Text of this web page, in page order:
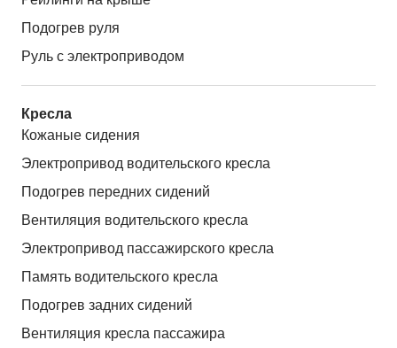
Подогрев руля
Руль с электроприводом
Кресла
Кожаные сидения
Электропривод водительского кресла
Подогрев передних сидений
Вентиляция водительского кресла
Электропривод пассажирского кресла
Память водительского кресла
Подогрев задних сидений
Вентиляция кресла пассажира